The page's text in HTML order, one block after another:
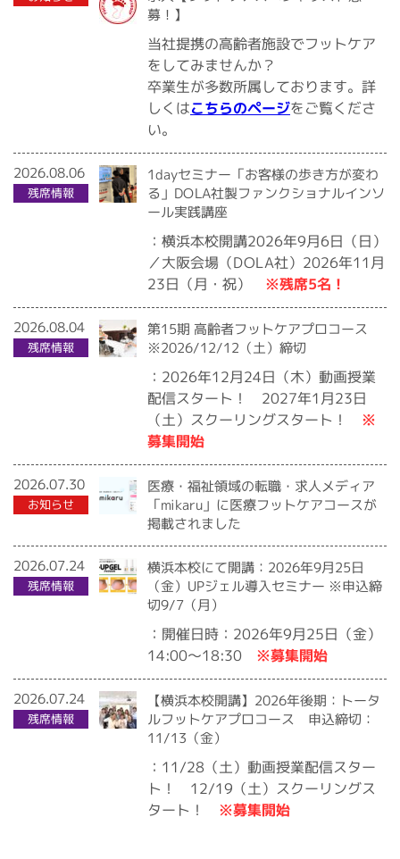
募！】
当社提携の高齢者施設でフットケア
をしてみませんか？
卒業生が多数所属しております。詳
しくはこちらのページをご覧くださ
い。
2026.08.06
残席情報
1dayセミナー「お客様の歩き方が変わ
る」DOLA社製ファンクショナルインソ
ール実践講座
：横浜本校開講2026年9月6日（日）
／大阪会場（DOLA社）2026年11月
23日（月・祝） ※残席5名！
2026.08.04
残席情報
第15期 高齢者フットケアプロコース
※2026/12/12（土）締切
：2026年12月24日（木）動画授業
配信スタート！ 2027年1月23日
（土）スクーリングスタート！ ※
募集開始
2026.07.30
お知らせ
医療・福祉領域の転職・求人メディア
「mikaru」に医療フットケアコースが
掲載されました
2026.07.24
残席情報
横浜本校にて開講：2026年9月25日
（金）UPジェル導入セミナー ※申込締
切9/7（月）
：開催日時：2026年9月25日（金）
14:00〜18:30 ※募集開始
2026.07.24
残席情報
【横浜本校開講】2026年後期：トータ
ルフットケアプロコース 申込締切：
11/13（金）
：11/28（土）動画授業配信スター
ト！ 12/19（土）スクーリングス
タート！ ※募集開始